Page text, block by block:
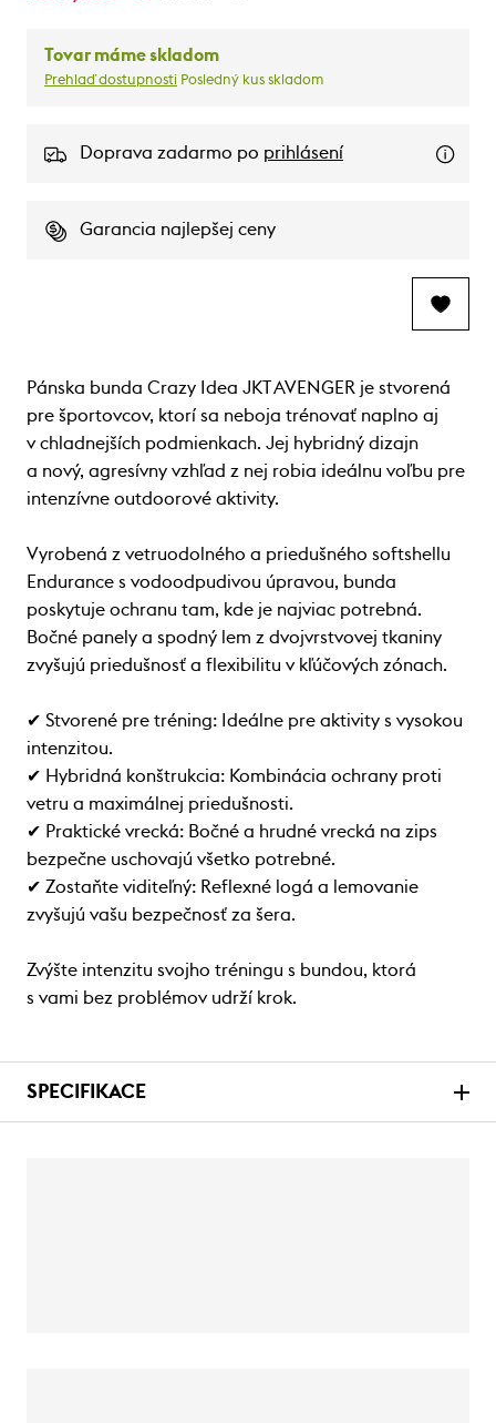
Tovar máme skladom
Prehlaď dostupnosti Posledný kus skladom
Doprava zadarmo po prihlásení
Garancia najlepšej ceny
Pánska bunda Crazy Idea JKT AVENGER je stvorená
pre športovcov, ktorí sa neboja trénovať naplno aj
v chladnejších podmienkach. Jej hybridný dizajn
a nový, agresívny vzhľad z nej robia ideálnu voľbu pre
intenzívne outdoorové aktivity.
Vyrobená z vetruodolného a priedušného softshellu
Endurance s vodoodpudivou úpravou, bunda
poskytuje ochranu tam, kde je najviac potrebná.
Bočné panely a spodný lem z dvojvrstvovej tkaniny
zvyšujú priedušnosť a flexibilitu v kľúčových zónach.
✔ Stvorené pre tréning: Ideálne pre aktivity s vysokou
intenzitou.
✔ Hybridná konštrukcia: Kombinácia ochrany proti
vetru a maximálnej priedušnosti.
✔ Praktické vrecká: Bočné a hrudné vrecká na zips
bezpečne uschovajú všetko potrebné.
✔ Zostaňte viditeľný: Reflexné logá a lemovanie
zvyšujú vašu bezpečnosť za šera.
Zvýšte intenzitu svojho tréningu s bundou, ktorá
s vami bez problémov udrží krok.
SPECIFIKACE